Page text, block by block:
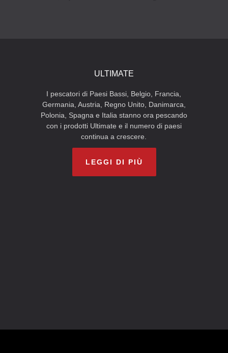
ULTIMATE
I pescatori di Paesi Bassi, Belgio, Francia,
Germania, Austria, Regno Unito, Danimarca,
Polonia, Spagna e Italia stanno ora pescando
con i prodotti Ultimate e il numero di paesi
continua a crescere.
LEGGI DI PIÙ